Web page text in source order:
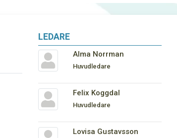
LEDARE
Alma Norrman
Huvudledare
Felix Koggdal
Huvudledare
Lovisa Gustavsson